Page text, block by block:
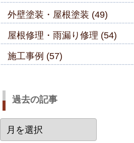
外壁塗装・屋根塗装 (49)
屋根修理・雨漏り修理 (54)
施工事例 (57)
過去の記事
去